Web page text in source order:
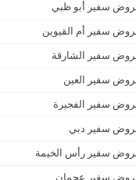
سفير أبو ظبي
سفير أم القيوين
سفير الشارقة
سفير العين
سفير الفجيرة
سفير دبي
سفير رأس الخيمة
سفير عجمان